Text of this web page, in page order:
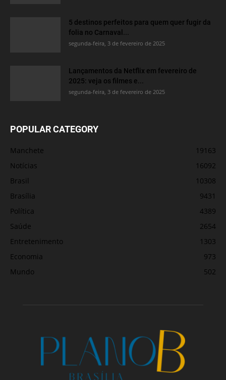
5 destinos perfeitos para quem quer fugir da
folia no Carnaval...
segunda-feira, 3 de fevereiro de 2025
Lançamentos da Netflix em fevereiro de
2025: veja os filmes e...
segunda-feira, 3 de fevereiro de 2025
POPULAR CATEGORY
Manchete
19163
Notícias
16092
Brasil
10308
Brasília
9431
Política
4389
Saúde
2654
Entretenimento
1303
Economia
973
Mundo
502